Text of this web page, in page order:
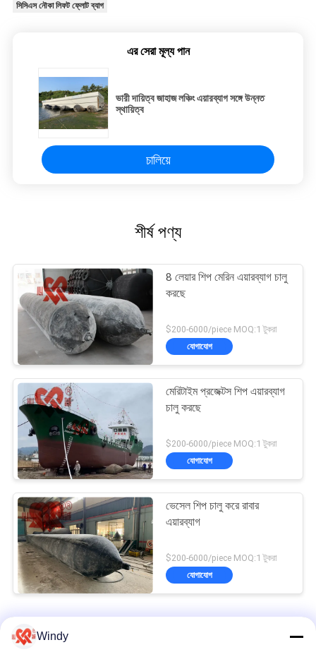
সিসিএস নৌকা লিফট ফ্লোট ব্যাগ
এর সেরা মূল্য পান
ভারী দায়িত্ব জাহাজ লঞ্চিং এয়ারব্যাগ সঙ্গে উন্নত
স্থায়িত্ব
চালিয়ে
শীর্ষ পণ্য
8 লেয়ার শিপ মেরিন এয়ারব্যাগ চালু
করছে
$200-6000/piece MOQ:1 টুকরা
যোগাযোগ
মেরিটাইম প্রজেক্টস শিপ এয়ারব্যাগ
চালু করছে
$200-6000/piece MOQ:1 টুকরা
যোগাযোগ
ভেসেল শিপ চালু করে রাবার
এয়ারব্যাগ
$200-6000/piece MOQ:1 টুকরা
যোগাযোগ
Windy